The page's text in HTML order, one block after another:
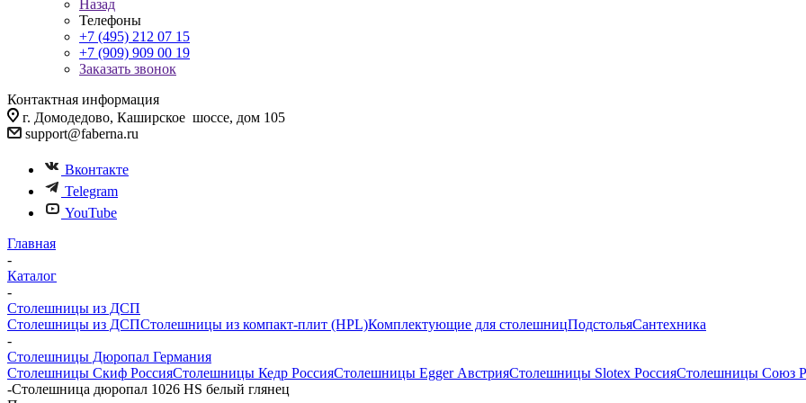
Назад
Телефоны
+7 (495) 212 07 15
+7 (909) 909 00 19
Заказать звонок
Контактная информация
г. Домодедово, Каширское шоссе, дом 105
support@faberna.ru
Вконтакте
Telegram
YouTube
Главная
-
Каталог
-
Столешницы из ДСП
Столешницы из ДСПСтолешницы из компакт-плит (HPL)Комплектующие для столешницПодстольяСантехника
-
Столешницы Дюропал Германия
Столешницы Скиф РоссияСтолешницы Кедр РоссияСтолешницы Egger АвстрияСтолешницы Slotex РоссияСтолешницы Союз
-Столешница дюропал 1026 HS белый глянец